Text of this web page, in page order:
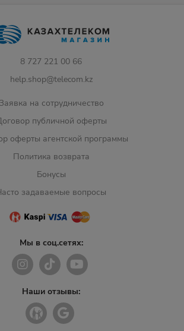
8 727 221 00 66
help.shop@telecom.kz
Заявка на сотрудничество
публичной оферты
оферты агентской программы
Политика возврата
Бонусы
задаваемые вопросы
Мы в соц.сетях:
Наши отзывы: